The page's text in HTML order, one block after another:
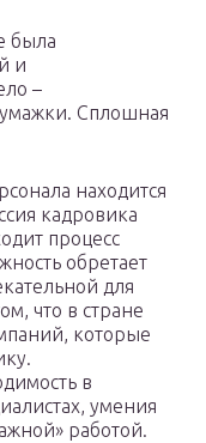
была
и
–
Сплошная
находится
кадровика
процесс
обретает
для
что в стране
которые
в
умения
работой.